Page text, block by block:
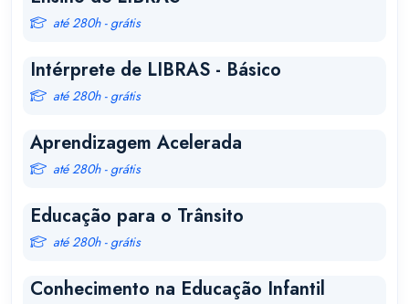
até 280h - grátis
Intérprete de LIBRAS - Básico
até 280h - grátis
Aprendizagem Acelerada
até 280h - grátis
Educação para o Trânsito
até 280h - grátis
Conhecimento na Educação Infantil